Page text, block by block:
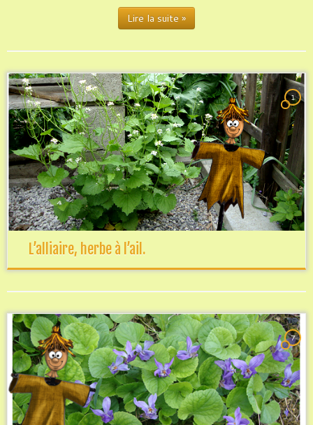
Lire la suite »
1
L’alliaire, herbe à l’ail.
7